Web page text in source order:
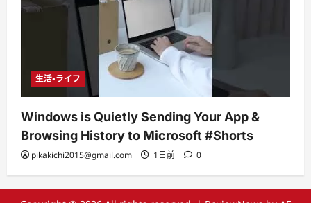
生活・ライフ
Windows is Quietly Sending Your App &
Browsing History to Microsoft #Shorts
pikakichi2015@gmail.com 1日前 0